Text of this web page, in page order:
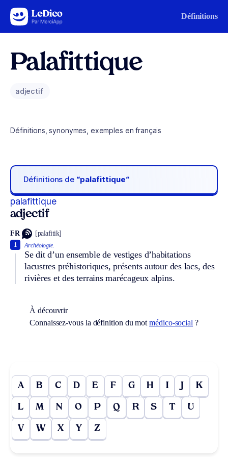
Aller au contenu Définitions
Palafittique
adjectif
Définitions, synonymes, exemples en français
Définitions de “palafittique“
palafittique
adjectif
FR [palafitik]
Archéologie.
Se dit d’un ensemble de vestiges d’habitations
lacustres préhistoriques, présents autour des lacs, des
rivières et des terrains marécageux alpins.
1
À découvrir
Connaissez-vous la définition du motmédico-social ?
A B C D E F G H I J K
L M N O P Q R S T U
V W X Y Z